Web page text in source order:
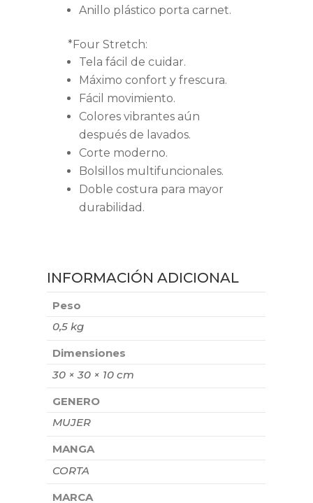
Anillo plástico porta carnet.
*Four Stretch:
Tela fácil de cuidar.
Máximo confort y frescura.
Fácil movimiento.
Colores vibrantes aún
después de lavados.
Corte moderno.
Bolsillos multifuncionales.
Doble costura para mayor
durabilidad.
INFORMACIÓN ADICIONAL
Peso
0,5 kg
Dimensiones
30 × 30 × 10 cm
GENERO
MUJER
MANGA
CORTA
MARCA